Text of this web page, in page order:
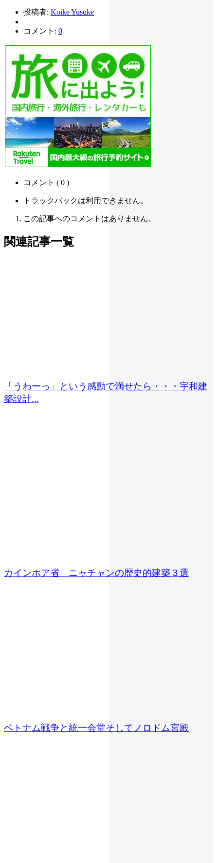
投稿者: Koike Yusuke
コメント: 0
コメント ( 0 )
トラックバックは利用できません。
この記事へのコメントはありません。
関連記事一覧
「うわーっ」という感動で満せたら・・・宇和建
築設計...
カインホア省 ニャチャンの歴史的建築３選
ベトナム戦争と統一会堂そしてノロドム宮殿